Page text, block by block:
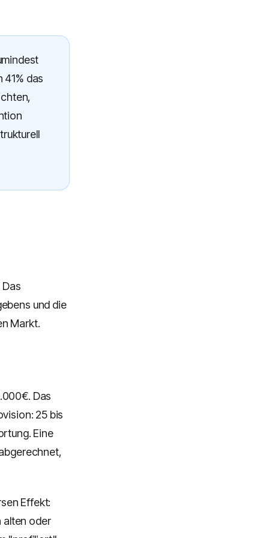
das
und die
Markt.
Das
25 bis
Eine
Effekt:
alten oder